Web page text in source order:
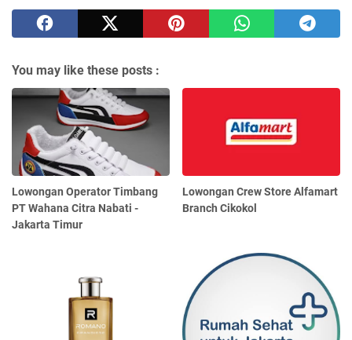
You may like these posts :
Lowongan Operator Timbang
PT Wahana Citra Nabati -
Jakarta Timur
Lowongan Crew Store Alfamart
Branch Cikokol